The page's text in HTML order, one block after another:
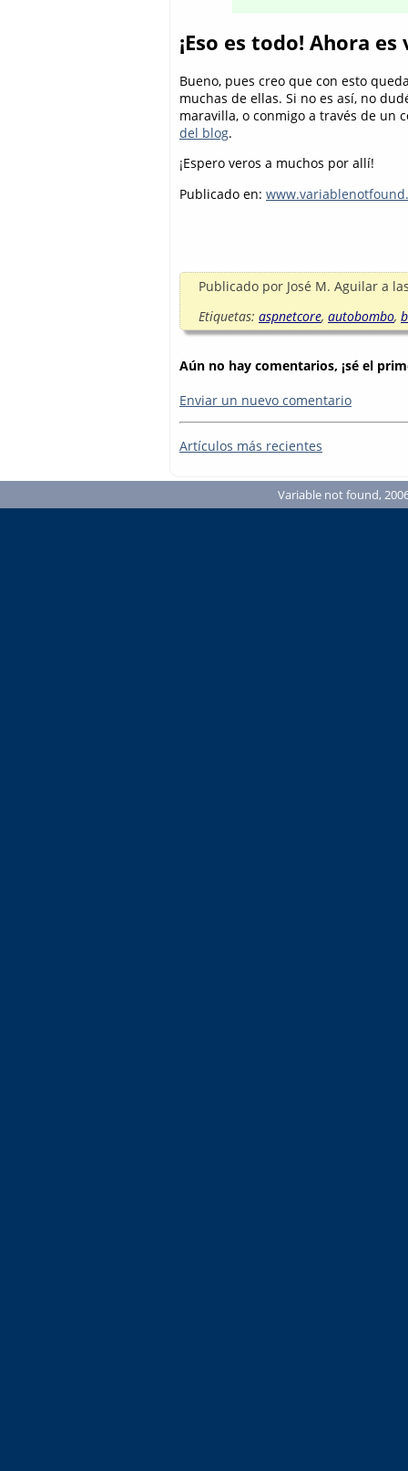
¡Eso es todo! Ahora
Bueno, pues creo que con esto
muchas de ellas. Si no es así, no
maravilla, o conmigo a través de un
del blog.
¡Espero veros a muchos por allí!
Publicado en:
Publicado por José M. Aguilar a
Etiquetas: aspnetcore, autobombo,
Aún no hay comentarios, ¡sé el
Enviar un nuevo comentario
Artículos más recientes
Variable not found,